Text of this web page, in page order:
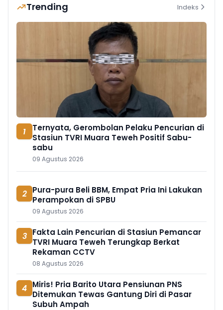
Trending Indeks
1
Ternyata, Gerombolan Pelaku Pencurian di
Stasiun TVRI Muara Teweh Positif Sabu-
sabu
09 Agustus 2026
2 Pura-pura Beli BBM, Empat Pria Ini Lakukan
Perampokan di SPBU
09 Agustus 2026
3 Fakta Lain Pencurian di Stasiun Pemancar
TVRI Muara Teweh Terungkap Berkat
Rekaman CCTV
08 Agustus 2026
4 Miris! Pria Barito Utara Pensiunan PNS
Ditemukan Tewas Gantung Diri di Pasar
Subuh Ampah